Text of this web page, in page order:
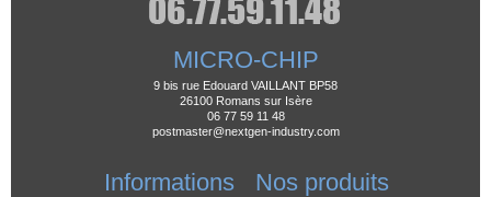
MICRO-CHIP
9 bis rue Edouard VAILLANT BP58
26100 Romans sur Isère
06 77 59 11 48
postmaster@nextgen-industry.com
Informations Nos produits